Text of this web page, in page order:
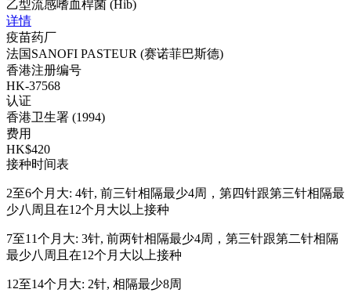
乙型流感嗜血桿菌 (Hib)
详情
疫苗药厂
法国SANOFI PASTEUR (赛诺菲巴斯德)
香港注册编号
HK-37568
认证
香港卫生署 (1994)
费用
HK$420
接种时间表
2至6个月大: 4针, 前三针相隔最少4周，第四针跟第三针相隔最
少八周且在12个月大以上接种
7至11个月大: 3针, 前两针相隔最少4周，第三针跟第二针相隔
最少八周且在12个月大以上接种
12至14个月大: 2针, 相隔最少8周